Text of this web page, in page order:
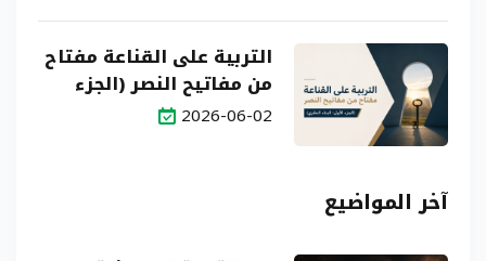
التربية على القناعة مفتاح
من مفاتيح النصر (الجزء
الأول: البناء النظري)
2026-06-02
آخر المواضيع